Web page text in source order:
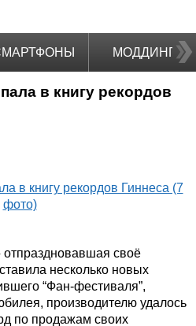
МОДДИНГ
в книгу рекордов
своё
несколько новых
“Фан-фестиваля”,
производителю удалось
по продажам своих